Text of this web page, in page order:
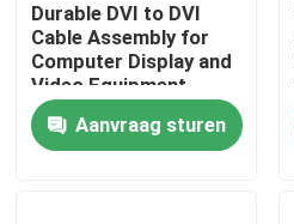
Thuis
Producten
Durable DVI to DVI
Cable Assembly for
Computer Display and
Video Equipment
Custom Cable Wire
Harness
Manufacturers
Aanvraag sturen